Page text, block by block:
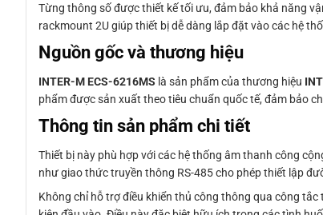
Từng thông số được thiết kế tối ưu, đảm bảo khả năng
rackmount 2U giúp thiết bị dễ dàng lắp đặt vào các hệ
Nguồn gốc và thương hiệu
INTER-M ECS-6216MS là sản phẩm của thương hiệu
phẩm được sản xuất theo tiêu chuẩn quốc tế, đảm bảo
Thông tin sản phẩm chi tiết
Thiết bị này phù hợp với các hệ thống âm thanh công
như giao thức truyền thông RS-485 cho phép thiết lập
Không chỉ hỗ trợ điều khiển thủ công thông qua công tắc